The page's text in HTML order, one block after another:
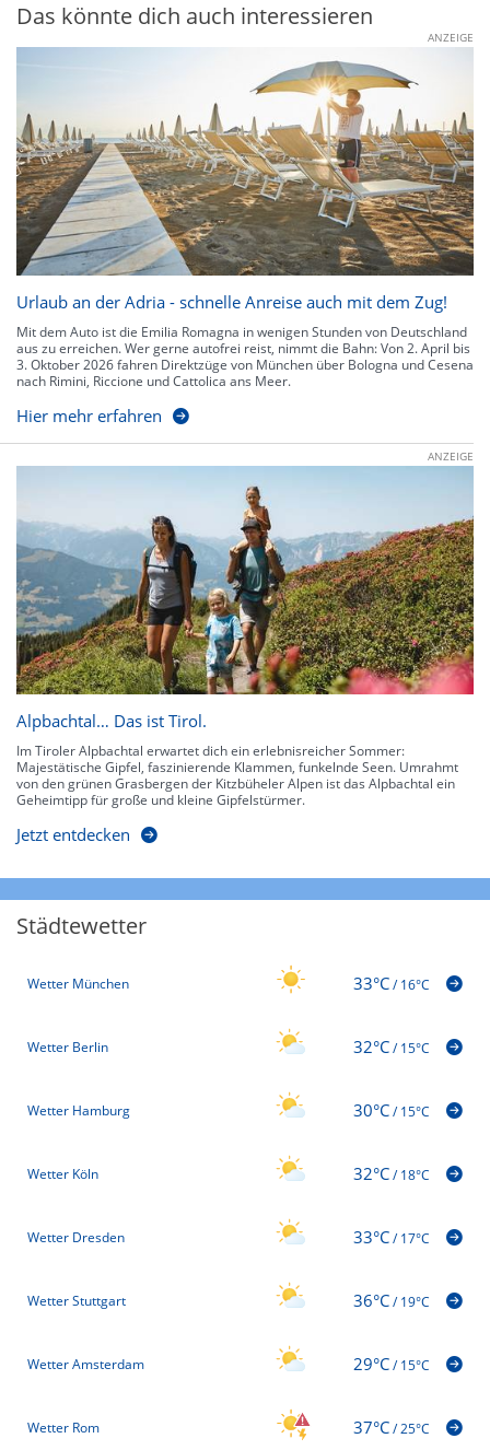
Das könnte dich auch interessieren
ANZEIGE
Urlaub an der Adria - schnelle Anreise auch mit dem Zug!
Mit dem Auto ist die Emilia Romagna in wenigen Stunden von Deutschland
aus zu erreichen. Wer gerne autofrei reist, nimmt die Bahn: Von 2. April bis
3. Oktober 2026 fahren Direktzüge von München über Bologna und Cesena
nach Rimini, Riccione und Cattolica ans Meer.
Hier mehr erfahren
ANZEIGE
Alpbachtal… Das ist Tirol.
Im Tiroler Alpbachtal erwartet dich ein erlebnisreicher Sommer:
Majestätische Gipfel, faszinierende Klammen, funkelnde Seen. Umrahmt
von den grünen Grasbergen der Kitzbüheler Alpen ist das Alpbachtal ein
Geheimtipp für große und kleine Gipfelstürmer.
Jetzt entdecken
Städtewetter
Wetter München 33°C/16°C
Wetter Berlin 32°C/15°C
Wetter Hamburg 30°C/15°C
Wetter Köln 32°C/18°C
Wetter Dresden 33°C/17°C
Wetter Stuttgart 36°C/19°C
Wetter Amsterdam 29°C/15°C
Wetter Rom 37°C/25°C